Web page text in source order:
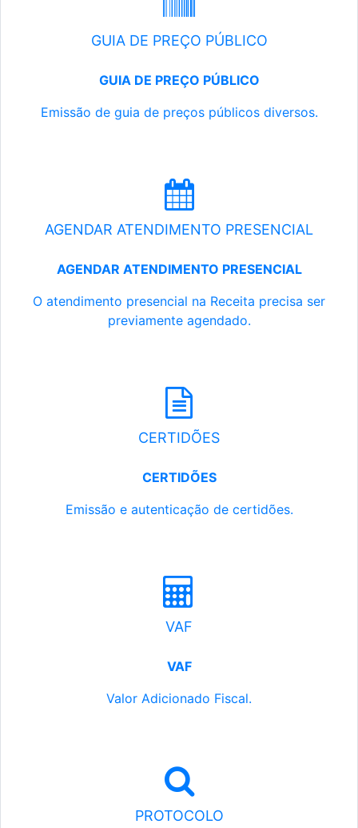
GUIA DE PREÇO PÚBLICO
GUIA DE PREÇO PÚBLICO
Emissão de guia de preços públicos diversos.
AGENDAR ATENDIMENTO PRESENCIAL
AGENDAR ATENDIMENTO PRESENCIAL
O atendimento presencial na Receita precisa ser
previamente agendado.
CERTIDÕES
CERTIDÕES
Emissão e autenticação de certidões.
VAF
VAF
Valor Adicionado Fiscal.
PROTOCOLO